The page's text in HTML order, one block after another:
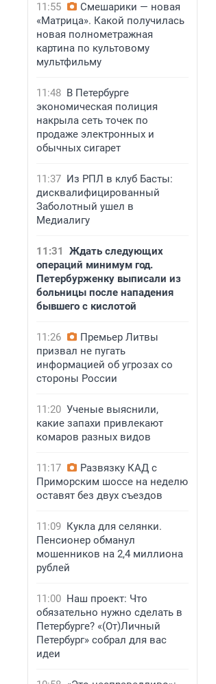
11:55
Смешарики — новая
«Матрица». Какой получилась
новая полнометражная
картина по культовому
мультфильму
11:48 В Петербурге
экономическая полиция
накрыла сеть точек по
продаже электронных и
обычных сигарет
11:37 Из РПЛ в клуб Басты:
дисквалифицированный
Заболотный ушел в
Медиалигу
11:31
Ждать следующих
операций минимум год.
Петербурженку выписали из
больницы после нападения
бывшего с кислотой
11:26
Премьер Литвы
призвал не пугать
информацией об угрозах со
стороны России
11:20 Ученые выяснили,
какие запахи привлекают
комаров разных видов
11:17
Развязку КАД с
Приморским шоссе на неделю
оставят без двух съездов
11:09 Кукла для селянки.
Пенсионер обманул
мошенников на 2,4 миллиона
рублей
11:00 Наш проект: Что
обязательно нужно сделать в
Петербурге? «(От)Личный
Петербург» собрал для вас
идеи